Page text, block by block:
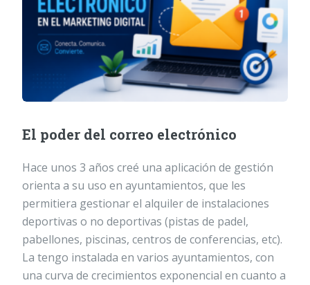
El poder del correo electrónico
Hace unos 3 años creé una aplicación de gestión
orienta a su uso en ayuntamientos, que les
permitiera gestionar el alquiler de instalaciones
deportivas o no deportivas (pistas de padel,
pabellones, piscinas, centros de conferencias, etc).
La tengo instalada en varios ayuntamientos, con
una curva de crecimientos exponencial en cuanto a